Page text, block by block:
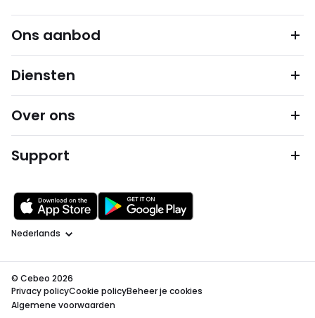
Ons aanbod
Diensten
Over ons
Support
Taal
© Cebeo 2026
Privacy policyCookie policyBeheer je cookies
Algemene voorwaarden